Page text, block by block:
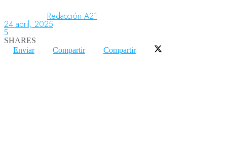
Redacción A21
24 abril, 2025
5
SHARES
Enviar
Compartir Compartir